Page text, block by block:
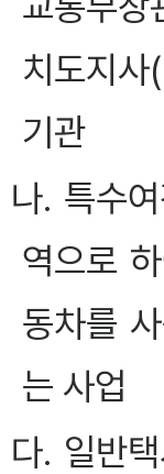
치도지
기관
나. 특수
역으로
동차를
는 사업
다. 일반